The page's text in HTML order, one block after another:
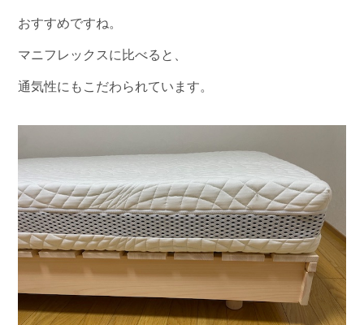
おすすめですね。
マニフレックスに比べると、
通気性にもこだわられています。